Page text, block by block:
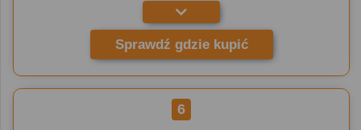
Sprawdź gdzie kupić
6